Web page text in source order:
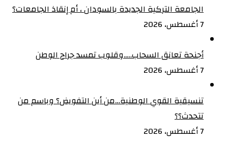
الجامعة التركية الجديدة بالسودان ، أم إنقاذ الجامعات؟
7 أغسطس، 2026
أجنحة تعانق السحاب…..وقلوب تمسد جراح الوطن
7 أغسطس، 2026
تنسيقية القوي الوطنية…من أين التفويض؟ وباسم من
تتحدث؟؟
7 أغسطس، 2026